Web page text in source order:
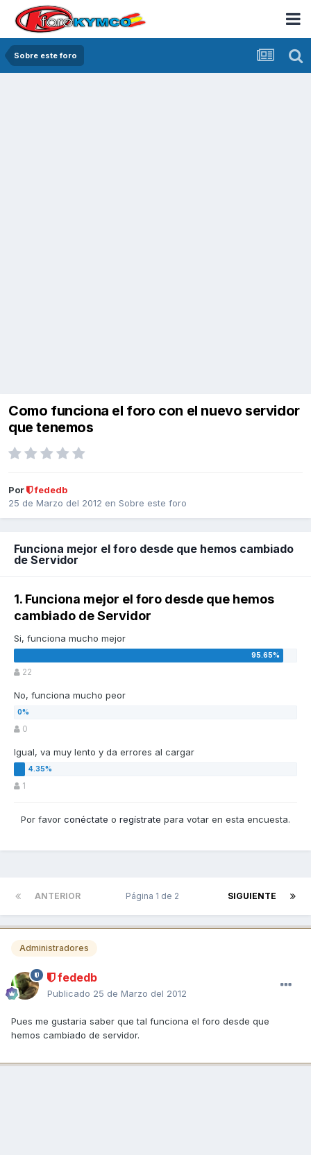
Sobre este foro
Como funciona el foro con el nuevo servidor
que tenemos
Por
fededb
25 de Marzo del 2012 en Sobre este foro
Funciona mejor el foro desde que hemos cambiado
de Servidor
1. Funciona mejor el foro desde que hemos
cambiado de Servidor
Si, funciona mucho mejor
22
No, funciona mucho peor
0
Igual, va muy lento y da errores al cargar
1
Por favor conéctate o regístrate para votar en esta encuesta.
ANTERIOR SIGUIENTE
Página 1 de 2
Administradores
fededb
Publicado 25 de Marzo del 2012
Pues me gustaria saber que tal funciona el foro desde que
hemos cambiado de servidor.